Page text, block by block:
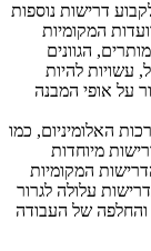
דרישות נוספות
המקומיות
הגוונים
עשויות להיות
על אופי המבנה
האלומיניום, כמו
מיוחדות
המקומיות
עלולה לגרור
דרישה לפירוק והחלפה של העבודה